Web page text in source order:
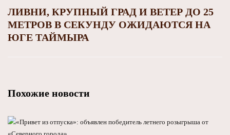
ЛИВНИ, КРУПНЫЙ ГРАД И ВЕТЕР ДО 25
МЕТРОВ В СЕКУНДУ ОЖИДАЮТСЯ НА
ЮГЕ ТАЙМЫРА
Похожие новости